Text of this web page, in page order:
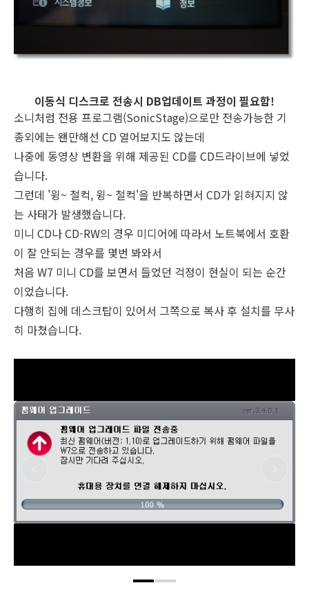
이동식 디스크로 전송시 DB업데이트 과정이 필요함!
소니처럼 전용 프로그램(SonicStage)으로만 전송가능한 기
종외에는 왠만해선 CD 열어보지도 않는데
나중에 동영상 변환을 위해 제공된 CD를 CD드라이브에 넣었
습니다.
그런데 '윙~ 철컥, 윙~ 철컥'을 반복하면서 CD가 읽혀지지 않
는 사태가 발생했습니다.
미니 CD나 CD-RW의 경우 미디어에 따라서 노트북에서 호환
이 잘 안되는 경우를 몇번 봐와서
처음 W7 미니 CD를 보면서 들었던 걱정이 현실이 되는 순간
이었습니다.
다행히 집에 데스크탑이 있어서 그쪽으로 복사 후 설치를 무사
히 마쳤습니다.